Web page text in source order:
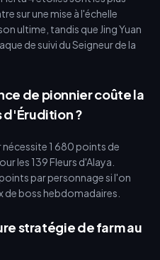
sur une mise à l'échelle
ultime, tandis que Jing Yuan
de suivi du Seigneur de la
de pionnier coûte la
d'Érudition ?
nécessite 1 680 points de
les 139 Fleurs d'Alaya.
par personnage si l'on
de boss hebdomadaires.
stratégie de farm au